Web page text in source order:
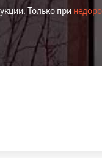
Только при